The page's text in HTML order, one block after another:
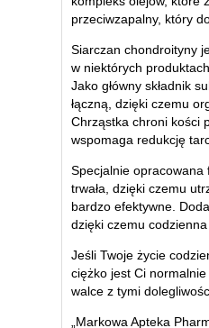
przeciwzapalny, który
Siarczan chondroityny
w niektórych
Jako główny składnik
łączną, dzięki czemu
Chrząstka chroni kości
wspomaga redukcję
Specjalnie opracowana
trwała, dzięki czemu
bardzo efektywne.
dzięki czemu codzienna
Jeśli Twoje życie
ciężko jest Ci
walce z tymi
„Markowa Apteka